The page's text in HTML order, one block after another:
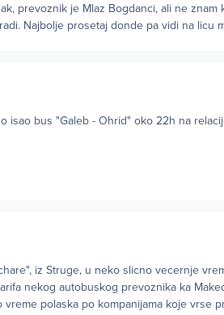
prevoznik je Mlaz Bogdanci, ali ne znam
Najbolje prosetaj donde pa vidi na licu
isao bus "Galeb - Ohrid" oko 22h na
iz Struge, u neko slicno vecernje
nekog autobuskog prevoznika ka
polaska po kompanijama koje vrse